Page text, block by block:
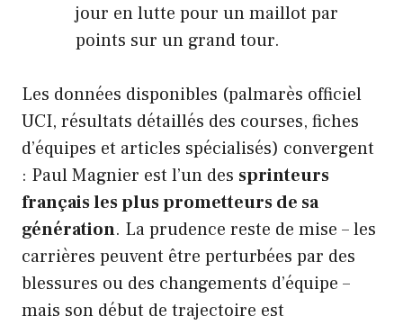
jour en lutte pour un maillot par
points sur un grand tour.
Les données disponibles (palmarès officiel
UCI, résultats détaillés des courses, fiches
d’équipes et articles spécialisés) convergent
: Paul Magnier est l’un des sprinteurs
français les plus prometteurs de sa
génération. La prudence reste de mise – les
carrières peuvent être perturbées par des
blessures ou des changements d’équipe –
mais son début de trajectoire est